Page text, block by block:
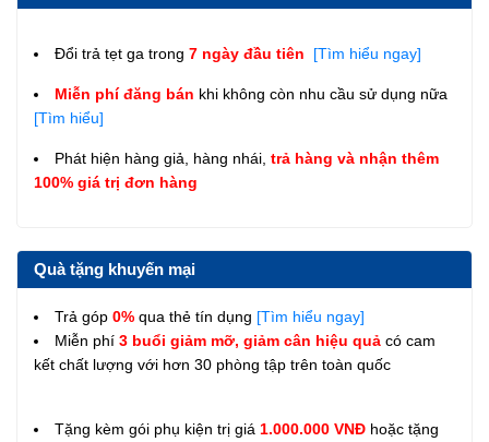
Đổi trả tẹt ga trong 7 ngày đầu tiên [Tìm hiểu ngay]
Miễn phí đăng bán khi không còn nhu cầu sử dụng nữa
[Tìm hiểu]
Phát hiện hàng giả, hàng nhái, trả hàng và nhận thêm
100% giá trị đơn hàng
Quà tặng khuyến mại
Trả góp 0% qua thẻ tín dụng [Tìm hiểu ngay]
Miễn phí 3 buổi giảm mỡ, giảm cân hiệu quả có cam
kết chất lượng với hơn 30 phòng tập trên toàn quốc
Tặng kèm gói phụ kiện trị giá 1.000.000 VNĐ hoặc tặng